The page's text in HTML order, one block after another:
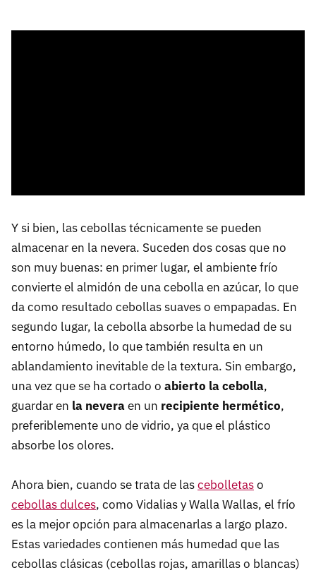
Y si bien, las cebollas técnicamente se pueden
almacenar en la nevera. Suceden dos cosas que no
son muy buenas: en primer lugar, el ambiente frío
convierte el almidón de una cebolla en azúcar, lo que
da como resultado cebollas suaves o empapadas. En
segundo lugar, la cebolla absorbe la humedad de su
entorno húmedo, lo que también resulta en un
ablandamiento inevitable de la textura. Sin embargo,
una vez que se ha cortado o abierto la cebolla,
guardar en la neveraen un recipiente hermético,
preferiblemente uno de vidrio, ya que el plástico
absorbe los olores.
Ahora bien, cuando se trata de lascebolletaso
cebollas dulces, como Vidalias y Walla Wallas, el frío
es la mejor opción para almacenarlas a largo plazo.
Estas variedades contienen más humedad que las
cebollas clásicas (cebollas rojas, amarillas o blancas)